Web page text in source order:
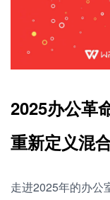
2025办公革
重新定义混
走进2025年的办公